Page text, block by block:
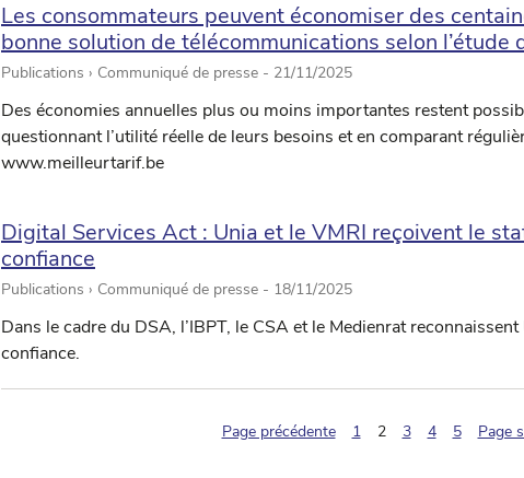
Les consommateurs peuvent économiser des
bonne solution de télécommunications selon l’étude
Publications › Communiqué de presse - 21/11/2025
Des économies annuelles plus ou moins importantes restent
questionnant l’utilité réelle de leurs besoins et en comparant
www.meilleurtarif.be
Digital Services Act : Unia et le VMRI reçoivent le
confiance
Publications › Communiqué de presse - 18/11/2025
Dans le cadre du DSA, l’IBPT, le CSA et le Medienrat
confiance.
Page précédente 1 2(pagination.current)
3 4 5 Page